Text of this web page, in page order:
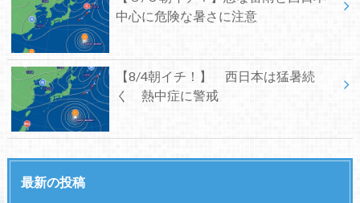
中心に危険な暑さに注意
【8/4朝イチ！】 西日本は猛暑続
く 熱中症に警戒
最新の投稿